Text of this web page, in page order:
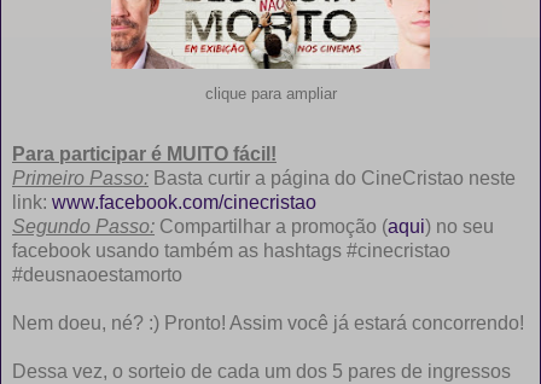
clique para ampliar
Para participar é MUITO fácil!
Primeiro Passo: Basta curtir a página do CineCristao neste
link: www.facebook.com/cinecristao
Segundo Passo: Compartilhar a promoção (aqui) no seu
facebook usando também as hashtags #cinecristao
#deusnaoestamorto
Nem doeu, né? :) Pronto! Assim você já estará concorrendo!
Dessa vez, o sorteio de cada um dos 5 pares de ingressos